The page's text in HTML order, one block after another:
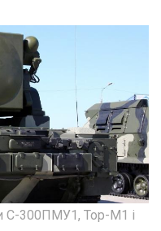
С-300ПМУ1, Тор-М1 і